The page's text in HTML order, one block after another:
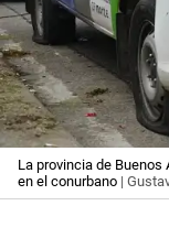
La provincia de
en el conurbano |